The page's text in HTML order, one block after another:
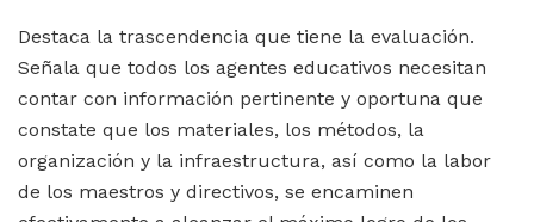
Destaca la trascendencia que tiene la evaluación.
Señala que todos los agentes educativos necesitan
contar con información pertinente y oportuna que
constate que los materiales, los métodos, la
organización y la infraestructura, así como la labor
de los maestros y directivos, se encaminen